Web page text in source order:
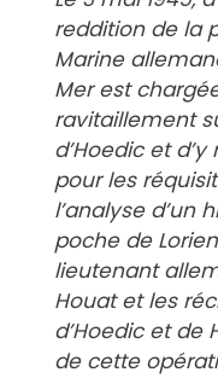
reddition de la
Marine
Mer est
ravitaillement
d’Hoedic et
pour les
l’analyse d’un
poche de
lieutenant
Houat et les
d’Hoedic et de
de cette